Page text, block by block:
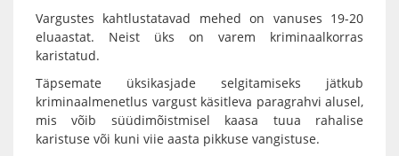
Vargustes kahtlustatavad mehed on vanuses 19-20
eluaastat. Neist üks on varem kriminaalkorras
karistatud.
Täpsemate üksikasjade selgitamiseks jätkub
kriminaalmenetlus vargust käsitleva paragrahvi alusel,
mis võib süüdimõistmisel kaasa tuua rahalise
karistuse või kuni viie aasta pikkuse vangistuse.